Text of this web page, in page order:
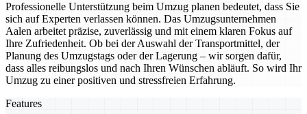
Professionelle Unterstützung beim Umzug planen bedeutet, dass Sie
sich auf Experten verlassen können. Das Umzugsunternehmen
Aalen arbeitet präzise, zuverlässig und mit einem klaren Fokus auf
Ihre Zufriedenheit. Ob bei der Auswahl der Transportmittel, der
Planung des Umzugstags oder der Lagerung – wir sorgen dafür,
dass alles reibungslos und nach Ihren Wünschen abläuft. So wird Ihr
Umzug zu einer positiven und stressfreien Erfahrung.
Features